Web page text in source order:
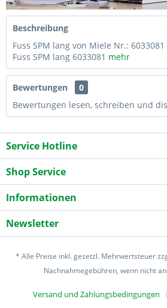
Beschreibung
Fuss SPM lang von Miele Nr.:
Fuss SPM lang 6033081 mehr
Bewertungen
0
Bewertungen lesen, schreiben und
Service Hotline
Shop Service
Informationen
Newsletter
* Alle Preise inkl. gesetzl. Mehrwertsteuer
Nachnahmegebühren, wenn nicht
Versand und Zahlungsbedingungen